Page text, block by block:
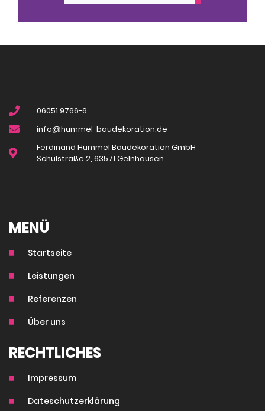
06051 9766-6
info@hummel-baudekoration.de
Ferdinand Hummel Baudekoration GmbH
Schulstraße 2, 63571 Gelnhausen
MENÜ
Startseite
Leistungen
Referenzen
Über uns
RECHTLICHES
Impressum
Dateschutzerklärung